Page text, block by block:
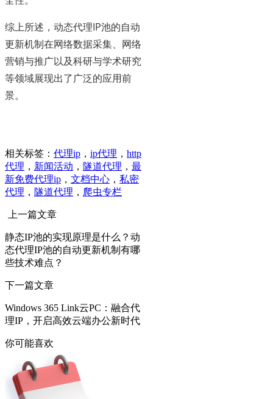
综上所述，动态代理IP池的自动
更新机制在网络数据采集、网络
营销与推广以及科研与学术研究
等领域展现出了广泛的应用前
景。
相关标签： 代理ip ， ip代理 ， http
代理 ， 新闻活动 ， 隧道代理 ， 最
新免费代理ip ， 文档中心 ， 私密
代理 ， 隧道代理 ， 爬虫专栏
上一篇文章
静态IP池的实现原理是什么？动
态代理IP池的自动更新机制有哪
些技术难点？
下一篇文章
Windows 365 Link云PC：融合代
理IP，开启高效云端办公新时代
你可能喜欢